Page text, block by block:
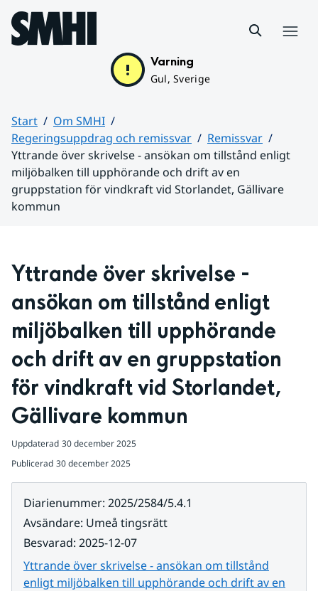
Hoppa till sidans innehåll
Varning
Gul, Sverige
Start
Om SMHI
Regeringsuppdrag och remissvar
Remissvar
Yttrande över skrivelse - ansökan om tillstånd enligt
miljöbalken till upphörande och drift av en
gruppstation för vindkraft vid Storlandet, Gällivare
kommun
Yttrande över skrivelse -
ansökan om tillstånd enligt
miljöbalken till upphörande
och drift av en gruppstation
för vindkraft vid Storlandet,
Gällivare kommun
Uppdaterad 30 december 2025
Publicerad 30 december 2025
Diarienummer: 2025/2584/5.4.1
Avsändare: Umeå tingsrätt
Besvarad: 2025-12-07
Yttrande över skrivelse - ansökan om tillstånd
enligt miljöbalken till upphörande och drift av en